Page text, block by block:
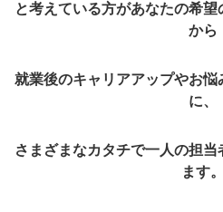
と考えている方があなたの希
から
就業後のキャリアアップやお悩
に、
さまざまなカタチで一人の担
ます。